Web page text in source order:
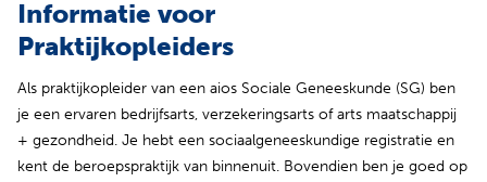
Informatie voor
Praktijkopleiders
Als praktijkopleider van een aios Sociale Geneeskunde (SG) ben
je een ervaren bedrijfsarts, verzekeringsarts of arts maatschappij
+ gezondheid. Je hebt een sociaalgeneeskundige registratie en
kent de beroepspraktijk van binnenuit. Bovendien ben je goed op